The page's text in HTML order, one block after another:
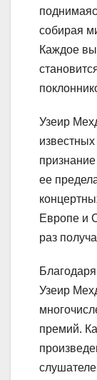
собирая
Каждое
Узеир
ее
Европе и
раз
Узеир
премий.